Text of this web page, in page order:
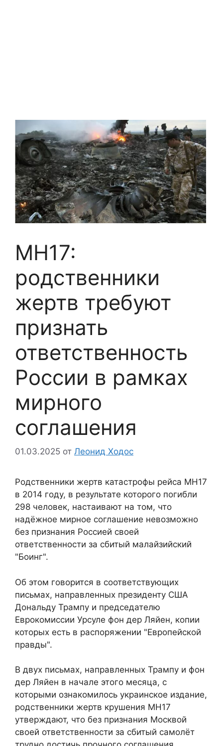
MH17:
родственники
жертв требуют
признать
ответственность
России в рамках
мирного
соглашения
01.03.2025 от Леонид Ходос
Родственники жертв катастрофы рейса MH17
в 2014 году, в результате которого погибли
298 человек, настаивают на том, что
надёжное мирное соглашение невозможно
без признания Россией своей
ответственности за сбитый малайзийский
"Боинг".
Об этом говорится в соответствующих
письмах, направленных президенту США
Дональду Трампу и председателю
Еврокомиссии Урсуле фон дер Ляйен, копии
которых есть в распоряжении "Европейской
правды".
В двух письмах, направленных Трампу и фон
дер Ляйен в начале этого месяца, с
которыми ознакомилось украинское издание,
родственники жертв крушения MH17
утверждают, что без признания Москвой
своей ответственности за сбитый самолёт